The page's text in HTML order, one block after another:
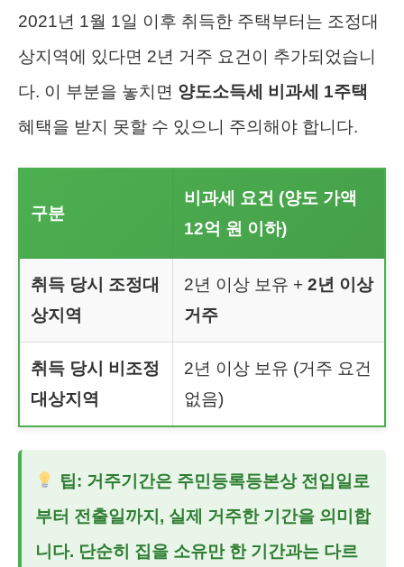
2021년 1월 1일 이후 취득한 주택부터는 조정대
상지역에 있다면 2년 거주 요건이 추가되었습니
다. 이 부분을 놓치면 양도소득세 비과세 1주택
혜택을 받지 못할 수 있으니 주의해야 합니다.
구분
비과세 요건 (양도 가액
12억 원 이하)
취득 당시 조정대
상지역
2년 이상 보유 + 2년 이상
거주
취득 당시 비조정
대상지역
2년 이상 보유 (거주 요건
없음)
팁: 거주기간은 주민등록등본상 전입일로
부터 전출일까지, 실제 거주한 기간을 의미합
니다. 단순히 집을 소유만 한 기간과는 다르